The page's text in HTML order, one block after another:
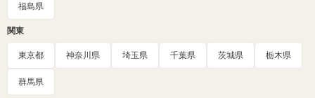
福島県
関東
東京都 神奈川県 埼玉県 千葉県 茨城県 栃木県
群馬県